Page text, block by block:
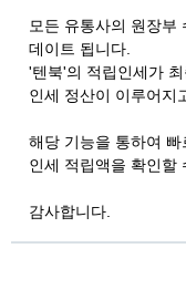
모든 유통사의 원장부
데이트 됩니다.
'텐북'의 적립인세가
인세 정산이 이루어지
해당 기능을 통하여
인세 적립액을 확인할
감사합니다.